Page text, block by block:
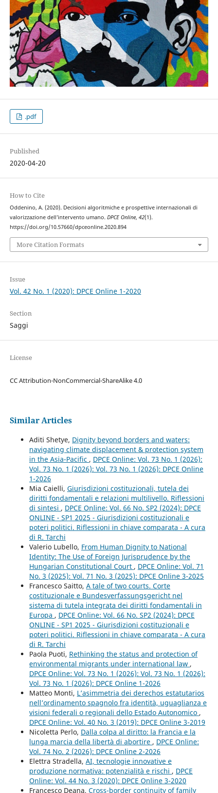
.pdf
Published
2020-04-20
How to Cite
Oddenino, A. (2020). Decisioni algoritmiche e prospettive internazionali di
valorizzazione dell’intervento umano. DPCE Online, 42(1).
https://doi.org/10.57660/dpceonline.2020.894
More Citation Formats
Issue
Vol. 42 No. 1 (2020): DPCE Online 1-2020
Section
Saggi
License
CC Attribution-NonCommercial-ShareAlike 4.0
Similar Articles
Aditi Shetye, Dignity beyond borders and waters:
navigating climate displacement & protection system
in the Asia-Pacific , DPCE Online: Vol. 73 No. 1 (2026):
Vol. 73 No. 1 (2026): Vol. 73 No. 1 (2026): DPCE Online
1-2026
Mia Caielli, Giurisdizioni costituzionali, tutela dei
diritti fondamentali e relazioni multilivello. Riflessioni
di sintesi , DPCE Online: Vol. 66 No. SP2 (2024): DPCE
ONLINE - SP1 2025 - Giurisdizioni costituzionali e
poteri politici. Riflessioni in chiave comparata - A cura
di R. Tarchi
Valerio Lubello, From Human Dignity to National
Identity: The Use of Foreign Jurisprudence by the
Hungarian Constitutional Court , DPCE Online: Vol. 71
No. 3 (2025): Vol. 71 No. 3 (2025): DPCE Online 3-2025
Francesco Saitto, A tale of two courts. Corte
costituzionale e Bundesverfassungsgericht nel
sistema di tutela integrata dei diritti fondamentali in
Europa , DPCE Online: Vol. 66 No. SP2 (2024): DPCE
ONLINE - SP1 2025 - Giurisdizioni costituzionali e
poteri politici. Riflessioni in chiave comparata - A cura
di R. Tarchi
Paola Puoti, Rethinking the status and protection of
environmental migrants under international law ,
DPCE Online: Vol. 73 No. 1 (2026): Vol. 73 No. 1 (2026):
Vol. 73 No. 1 (2026): DPCE Online 1-2026
Matteo Monti, L’asimmetria dei derechos estatutarios
nell’ordinamento spagnolo fra identità, uguaglianza e
visioni federali o regionali dello Estado Autonomico ,
DPCE Online: Vol. 40 No. 3 (2019): DPCE Online 3-2019
Nicoletta Perlo, Dalla colpa al diritto: la Francia e la
lunga marcia della libertà di abortire , DPCE Online:
Vol. 74 No. 2 (2026): DPCE Online 2-2026
Elettra Stradella, AI, tecnologie innovative e
produzione normativa: potenzialità e rischi , DPCE
Online: Vol. 44 No. 3 (2020): DPCE Online 3-2020
Francesco Deana, Cross-border continuity of family